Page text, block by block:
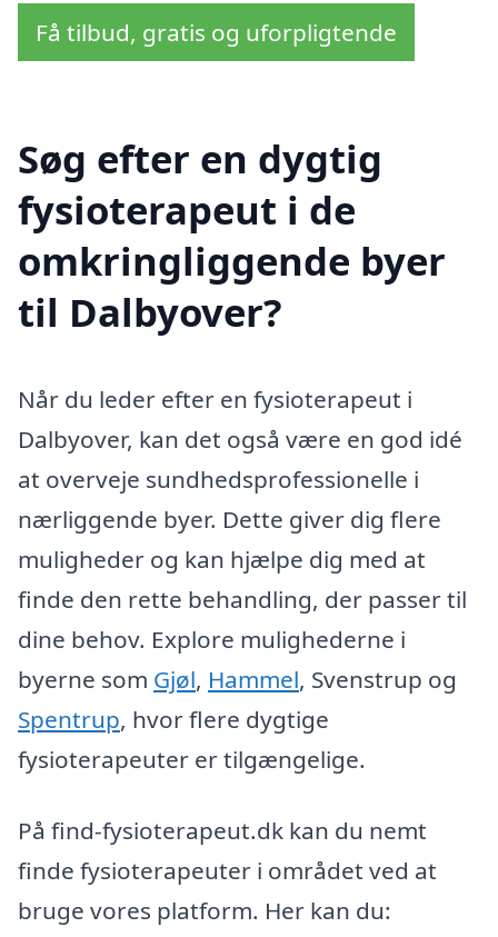
Få tilbud, gratis og uforpligtende
Søg efter en dygtig
fysioterapeut i de
omkringliggende byer
til Dalbyover?
Når du leder efter en fysioterapeut i
Dalbyover, kan det også være en god idé
at overveje sundhedsprofessionelle i
nærliggende byer. Dette giver dig flere
muligheder og kan hjælpe dig med at
finde den rette behandling, der passer til
dine behov. Explore mulighederne i
byerne som Gjøl, Hammel, Svenstrup og
Spentrup, hvor flere dygtige
fysioterapeuter er tilgængelige.
På find-fysioterapeut.dk kan du nemt
finde fysioterapeuter i området ved at
bruge vores platform. Her kan du: